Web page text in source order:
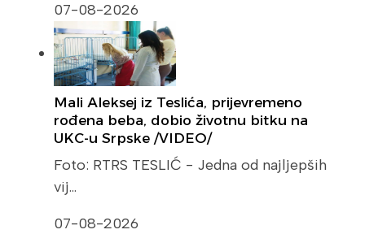
07-08-2026
Mali Aleksej iz Teslića, prijevremeno
rođena beba, dobio životnu bitku na
UKC-u Srpske /VIDEO/
Foto: RTRS TESLIĆ - Jedna od najljepših
vij…
07-08-2026